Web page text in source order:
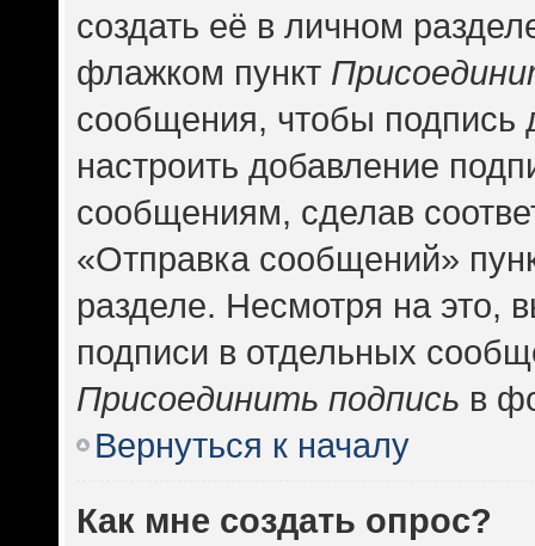
создать её в личном
флажком пункт
сообщения, чтобы подпись
настроить добавление
сообщениям, сделав
«Отправка сообщений»
разделе. Несмотря на это,
подписи в отдельных
Присоединить подпись в
Вернуться к началу
Как мне создать опрос?